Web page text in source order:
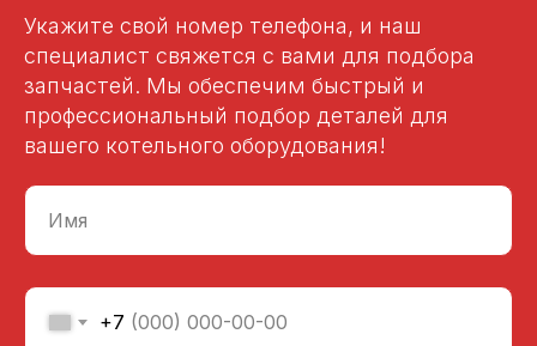
Укажите свой номер телефона, и наш
специалист свяжется с вами для подбора
запчастей. Мы обеспечим быстрый и
профессиональный подбор деталей для
вашего котельного оборудования!
Имя
+7